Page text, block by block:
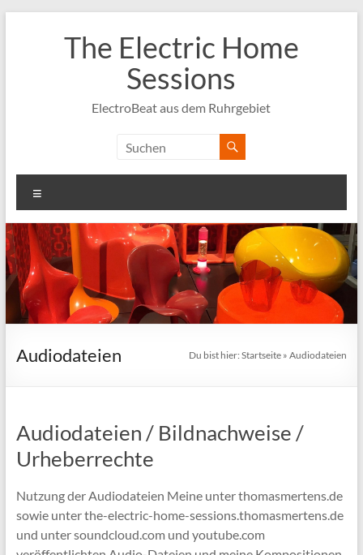
The Electric Home
Sessions
ElectroBeat aus dem Ruhrgebiet
Audiodateien Du bist hier:Startseite »Audiodateien
Audiodateien / Bildnachweise /
Urheberrechte
Nutzung der Audiodateien Meine unter thomasmertens.de
sowie unter the-electric-home-sessions.thomasmertens.de
und unter soundcloud.com und youtube.com